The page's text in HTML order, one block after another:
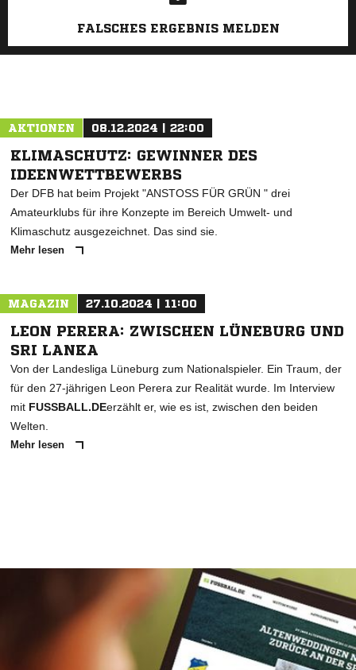
FALSCHES ERGEBNIS MELDEN
AKTIONEN 08.12.2024 | 22:00
KLIMASCHUTZ: GEWINNER DES
IDEENWETTBEWERBS
Der DFB hat beim Projekt "ANSTOSS FÜR GRÜN " drei
Amateurklubs für ihre Konzepte im Bereich Umwelt- und
Klimaschutz ausgezeichnet. Das sind sie.
Mehr lesen
MAGAZIN 27.10.2024 | 11:00
LEON PERERA: ZWISCHEN LÜNEBURG UND
SRI LANKA
Von der Landesliga Lüneburg zum Nationalspieler. Ein Traum, der
für den 27-jährigen Leon Perera zur Realität wurde. Im Interview
mit FUSSBALL.DEerzählt er, wie es ist, zwischen den beiden
Welten.
Mehr lesen